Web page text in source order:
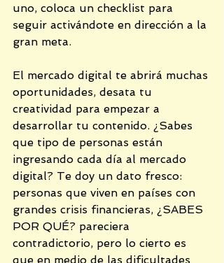
uno, coloca un checklist para
seguir activándote en dirección a la
gran meta.
El mercado digital te abrirá muchas
oportunidades, desata tu
creatividad para empezar a
desarrollar tu contenido. ¿Sabes
que tipo de personas están
ingresando cada día al mercado
digital? Te doy un dato fresco:
personas que viven en países con
grandes crisis financieras, ¿SABES
POR QUÉ? pareciera
contradictorio, pero lo cierto es
que en medio de las dificultades